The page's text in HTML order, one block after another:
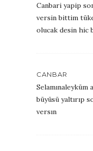
Canbari yapip
versin bittim
olucak desin hic
CANBAR
Selamınaleyküm
büyüsü yaltırıp
versın